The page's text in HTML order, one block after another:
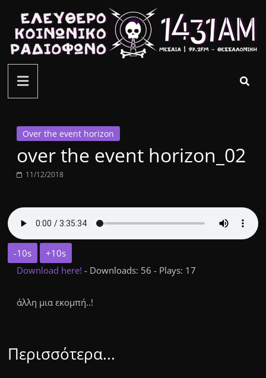
περιεχόμενο
ελεύθερο
κοινωνικό
ραδιόφωνο
1431AM
Over the event horizon
over the event horizon_02
11/12/2018
-10s
+10s
Download here!- Downloads: 56 - Plays: 17
άλλη μια εκομπή..!
Περισσότερα...